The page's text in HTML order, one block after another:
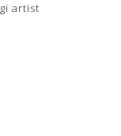
artist